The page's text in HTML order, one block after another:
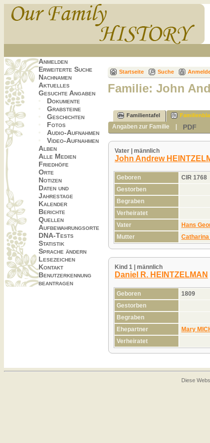
Anmelden
Erweiterte Suche
Nachnamen
Aktuelles
Gesuchte Angaben
Dokumente
Grabsteine
Geschichten
Fotos
Audio-Aufnahmen
Video-Aufnahmen
Alben
Alle Medien
Friedhöfe
Orte
Notizen
Daten und
Jahrestage
Kalender
Berichte
Quellen
Aufbewahrungsorte
DNA-Tests
Statistik
Sprache ändern
Lesezeichen
Kontakt
Benutzerkennung
beantragen
Startseite Suche
Familie: John
Familientafel
Angaben zur Familie PDF
Vater | männlich
John Andrew
Geboren
CIR 1768
Gestorben
Begraben
Verheiratet
Vater
Hans
Mutter
Catharina
Kind 1 | männlich
Daniel R. HEINTZELMAN
Geboren
1809
Gestorben
Begraben
Ehepartner
Mary
Verheiratet
Diese